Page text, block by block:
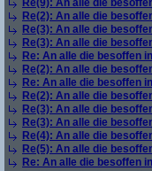
Re(9): An alle die
Re(2): An alle die
Re(3): An alle die
Re(3): An alle die
Re: An alle die besoffen
Re(2): An alle die
Re: An alle die besoffen
Re(2): An alle die
Re(3): An alle die
Re(3): An alle die
Re(4): An alle die
Re(5): An alle die
Re: An alle die besoffen